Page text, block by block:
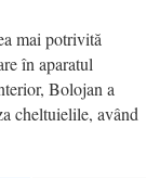
mai potrivită
în aparatul
Bolojan a
cheltuielile, având